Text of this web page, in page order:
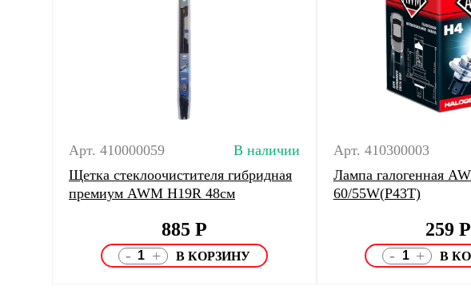
Арт. 410000059
В наличии
Щетка стеклоочистителя гибридная
премиум AWM H19R 48см
885 Р
- +
Арт. 410300003
Лампа галогенная
60/55W(P43Т)
259Р
- +